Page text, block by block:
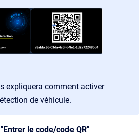
expliquera comment activer
de véhicule.
le code/code QR"